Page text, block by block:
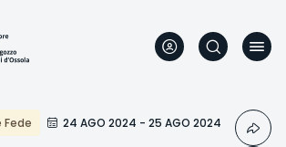
24 AGO 2024 - 25 AGO 2024